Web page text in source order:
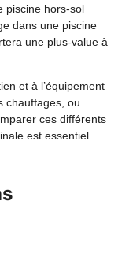
piscine hors-sol
dans une piscine
une plus-value à
et à l’équipement
chauffages, ou
ces différents
est essentiel.